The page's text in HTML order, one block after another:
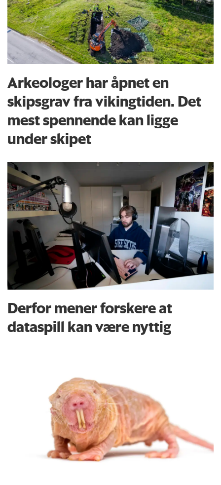
Arkeologer har åpnet en
skipsgrav fra vikingtiden. Det
mest spennende kan ligge
under skipet
Derfor mener forskere at
dataspill kan være nyttig